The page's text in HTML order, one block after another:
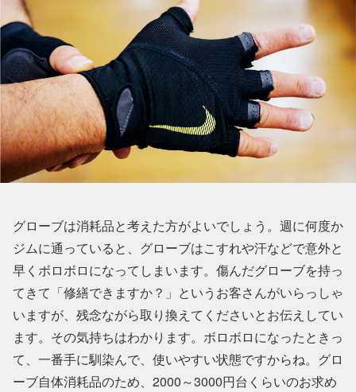
グローブは消耗品と考えた方がよいでしょう。週に何度か
ジムに通っていると、グローブはこすれや汗などで意外と
早くボロボロになってしまいます。傷んだグローブを持っ
てきて「修繕できますか？」というお客さんがいらっしゃ
いますが、残念ながら取り換えてくださいとお伝えしてい
ます。その気持ちはわかります。ボロボロになったときっ
て、一番手に馴染んで、使いやすい状態ですからね。グロ
ーブ自体消耗品のため、2000～3000円台くらいのお求め